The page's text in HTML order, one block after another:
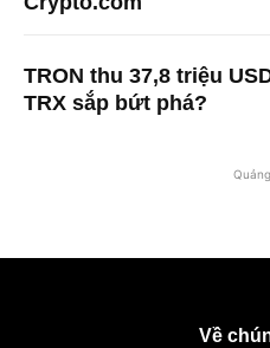
TRON thu 37,8 triệu
TRX sắp bứt phá?
Về